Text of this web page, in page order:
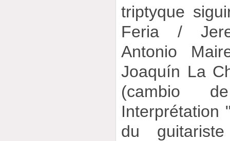
triptyque
Feria /
Antonio
Joaquín La
(cambio
Interprétation
du